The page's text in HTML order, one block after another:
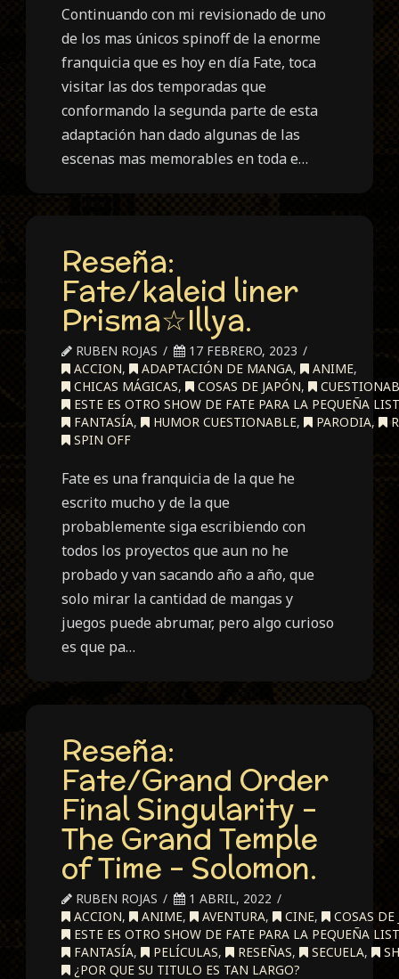
Continuando con mi revisionado de uno
de los mas únicos spinoff de la enorme
franquicia que es hoy en día Fate, toca
visitar las dos temporadas que
conformando la segunda parte de esta
adaptación han dado algunas de las
escenas mas memorables en toda e…
Reseña:
Fate/kaleid liner
Prisma☆Illya.
RUBEN ROJAS
17 FEBRERO, 2023
ACCION, ADAPTACIÓN DE MANGA, ANIME,
CHICAS MÁGICAS, COSAS DE JAPÓN,
ESTE ES OTRO SHOW DE FATE PARA LA PEQUEÑA
FANTASÍA, HUMOR CUESTIONABLE, PARODIA,
SPIN OFF
Fate es una franquicia de la que he
escrito mucho y de la que
probablemente siga escribiendo con
todos los proyectos que aun no he
probado y van sacando año a año, que
solo mirar la cantidad de mangas y
juegos puede abrumar, pero algo curioso
es que pa…
Reseña:
Fate/Grand Order
Final Singularity –
The Grand Temple
of Time – Solomon.
RUBEN ROJAS
1 ABRIL, 2022
ACCION, ANIME, AVENTURA, CINE,
COSAS DE
ESTE ES OTRO SHOW DE FATE PARA LA PEQUEÑA
FANTASÍA, PELÍCULAS, RESEÑAS, SECUELA,
¿POR QUE SU TITULO ES TAN LARGO?